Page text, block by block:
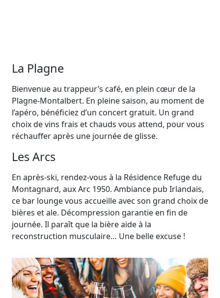
La Plagne
Bienvenue au trappeur’s café, en plein cœur de la
Plagne-Montalbert. En pleine saison, au moment de
l’apéro, bénéficiez d’un concert gratuit. Un grand
choix de vins frais et chauds vous attend, pour vous
réchauffer après une journée de glisse.
Les Arcs
En après-ski, rendez-vous à la Résidence Refuge du
Montagnard, aux Arc 1950. Ambiance pub Irlandais,
ce bar lounge vous accueille avec son grand choix de
bières et ale. Décompression garantie en fin de
journée. Il paraît que la bière aide à la
reconstruction musculaire… Une belle excuse !